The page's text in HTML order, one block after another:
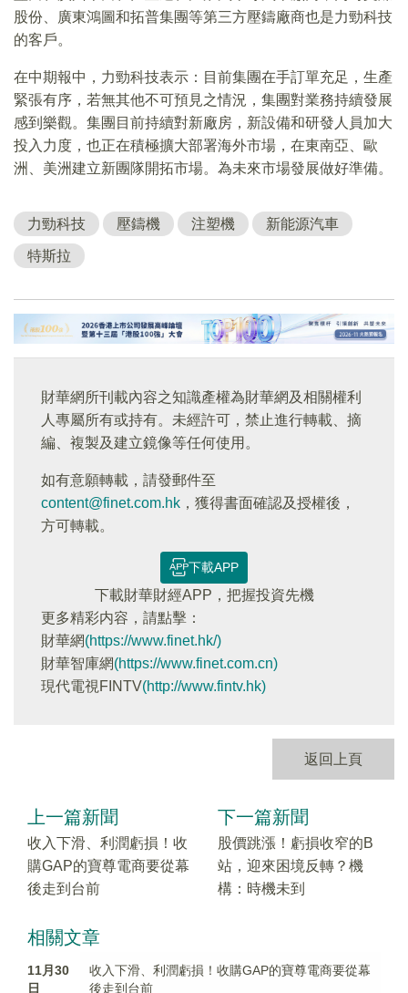
股份、廣東鴻圖和拓普集團等第三方壓鑄廠商也是力勁科技
的客戶。
在中期報中，力勁科技表示：目前集團在手訂單充足，生產
緊張有序，若無其他不可預見之情況，集團對業務持續發展
感到樂觀。集團目前持續對新廠房，新設備和研發人員加大
投入力度，也正在積極擴大部署海外市場，在東南亞、歐
洲、美洲建立新團隊開拓市場。為未來市場發展做好準備。
力勁科技 壓鑄機 注塑機 新能源汽車
特斯拉
財華網所刊載內容之知識產權為財華網及相關權利
人專屬所有或持有。未經許可，禁止進行轉載、摘
編、複製及建立鏡像等任何使用。
如有意願轉載，請發郵件至
content@finet.com.hk ，獲得書面確認及授權後，
方可轉載。
下載APP
下載財華財經APP，把握投資先機
更多精彩内容，請點擊：
財華網(https://www.finet.hk/)
財華智庫網(https://www.finet.com.cn)
現代電視FINTV(http://www.fintv.hk)
返回上頁
上一篇新聞
收入下滑、利潤虧損！收
購GAP的寶尊電商要從幕
後走到台前
下一篇新聞
股價跳漲！虧損收窄的B
站，迎來困境反轉？機
構：時機未到
相關文章
11月30
日
收入下滑、利潤虧損！收購GAP的寶尊電商要從幕
後走到台前